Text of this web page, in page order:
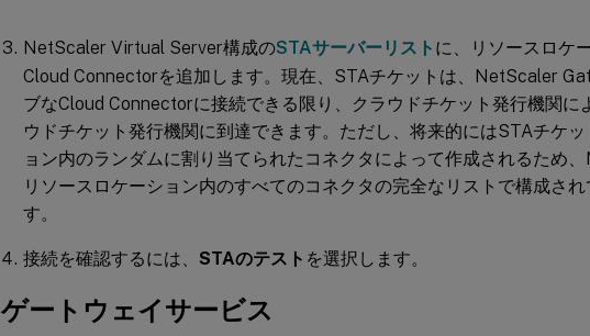
NetScaler Virtual Server構成のSTAサーバーリスト に、リソースロケ
Cloud Connectorを追加します。現在、STAチケットは、NetScaler
ブなCloud Connectorに接続できる限り、クラウドチケット発行機関に
ウドチケット発行機関に到達できます。ただし、将来的にはSTAチケ
ョン内のランダムに割り当てられたコネクタによって作成されるため
リソースロケーション内のすべてのコネクタの完全なリストで構成さ
す。
接続を確認するには、 STAのテスト を選択します。
ゲートウェイサービス